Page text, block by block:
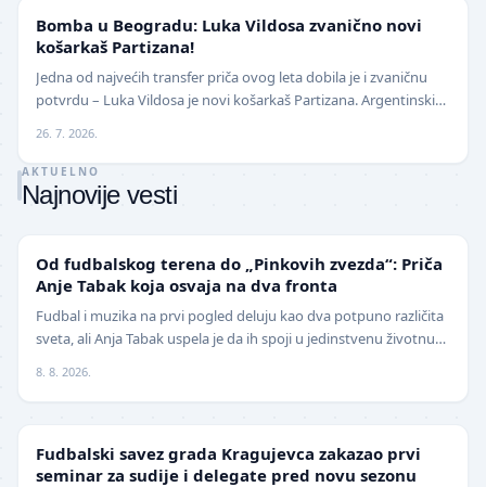
Bomba u Beogradu: Luka Vildosa zvanično novi
košarkaš Partizana!
Jedna od najvećih transfer priča ovog leta dobila je i zvaničnu
potvrdu – Luka Vildosa je novi košarkaš Partizana. Argentinski
26. 7. 2026.
AKTUELNO
Najnovije vesti
Od fudbalskog terena do „Pinkovih zvezda“: Priča
Anje Tabak koja osvaja na dva fronta
Fudbal i muzika na prvi pogled deluju kao dva potpuno različita
sveta, ali Anja Tabak uspela je da ih spoji u jedinstvenu životnu
8. 8. 2026.
Fudbalski savez grada Kragujevca zakazao prvi
seminar za sudije i delegate pred novu sezonu